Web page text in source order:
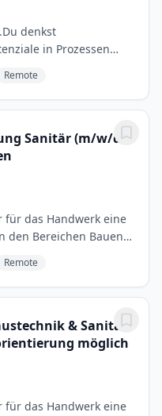
denkst
in Prozessen
ist ein
Remote
Sanitär (m/w/d)
für das Handwerk eine
den Bereichen Bauen,
und Modernisieren. Im
dabei...
Remote
& Sanitär
möglich
für das Handwerk eine